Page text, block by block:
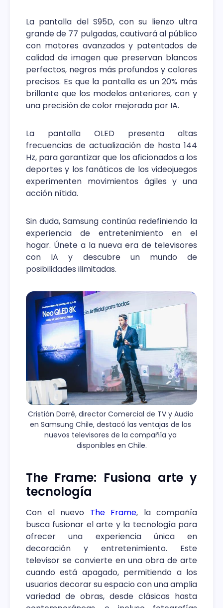
La pantalla del S95D, con su lienzo ultra
grande de 77 pulgadas, cautivará al público
con motores avanzados y patentados de
calidad de imagen que preservan blancos
perfectos, negros más profundos y colores
precisos. Es que la pantalla es un 20% más
brillante que los modelos anteriores, con y
una precisión de color mejorada por IA.
La pantalla OLED presenta altas
frecuencias de actualización de hasta 144
Hz, para garantizar que los aficionados a los
deportes y los fanáticos de los videojuegos
experimenten movimientos ágiles y una
acción nítida.
Sin duda, Samsung continúa redefiniendo la
experiencia de entretenimiento en el
hogar. Únete a la nueva era de televisores
con IA y descubre un mundo de
posibilidades ilimitadas.
Cristián Darré, director Comercial de TV y Audio
en Samsung Chile, destacó las ventajas de los
nuevos televisores de la compañía ya
disponibles en Chile.
The Frame: Fusiona arte y
tecnología
Con el nuevo The Frame, la compañía
busca fusionar el arte y la tecnología para
ofrecer una experiencia única en
decoración y entretenimiento. Este
televisor se convierte en una obra de arte
cuando está apagado, permitiendo a los
usuarios decorar su espacio con una amplia
variedad de obras, desde clásicas hasta